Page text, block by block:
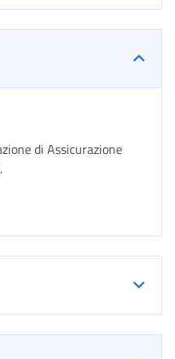
di Assicurazione